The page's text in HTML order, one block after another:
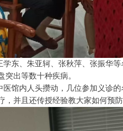
学东、朱亚轲、张秋萍、张振华等
突出等数十种疾病。
医馆内 人头攒动， 几位参加义诊
，并且还传授经验教大家如何预